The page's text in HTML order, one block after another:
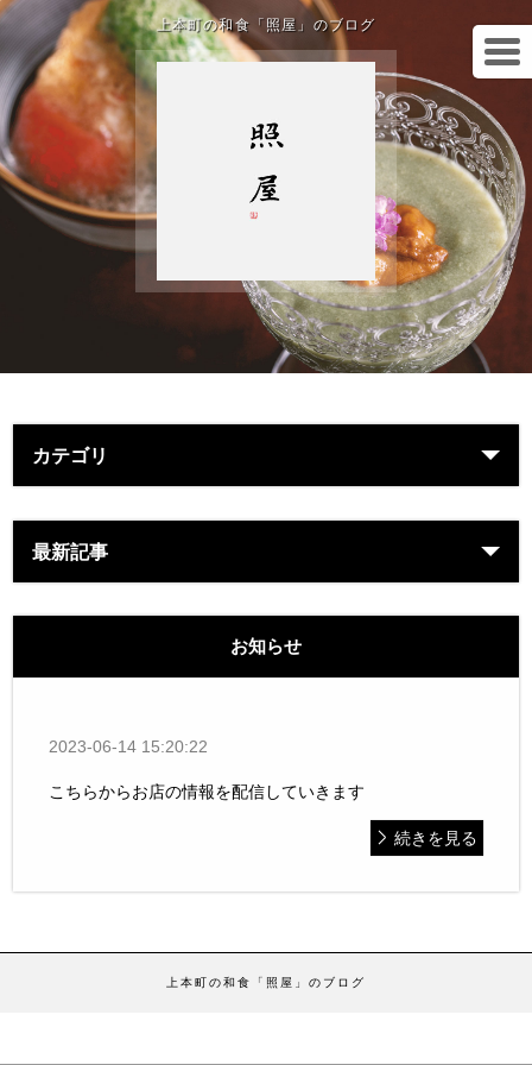
上本町の和食「照屋」のブログ
カテゴリ
最新記事
お知らせ
2023-06-14 15:20:22
こちらからお店の情報を配信していきます
続きを見る
上本町の和食「照屋」のブログ